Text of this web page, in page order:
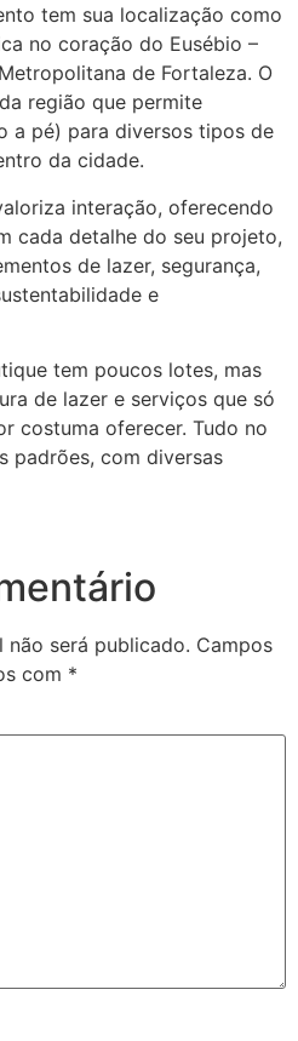
tem sua localização como
no coração do Eusébio –
de Fortaleza. O
região que permite
a pé) para diversos tipos de
da cidade.
interação, oferecendo
cada detalhe do seu projeto,
de lazer, segurança,
e
tem poucos lotes, mas
de lazer e serviços que só
costuma oferecer. Tudo no
padrões, com diversas
não será publicado. Campos
com *